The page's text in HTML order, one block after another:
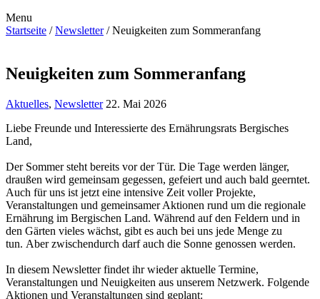
Menu
Startseite /Newsletter/ Neuigkeiten zum Sommeranfang
Neuigkeiten zum Sommeranfang
Aktuelles, Newsletter 22. Mai 2026
Liebe Freunde und Interessierte des Ernährungsrats Bergisches
Land,
Der Sommer steht bereits vor der Tür. Die Tage werden länger,
draußen wird gemeinsam gegessen, gefeiert und auch bald geerntet.
Auch für uns ist jetzt eine intensive Zeit voller Projekte,
Veranstaltungen und gemeinsamer Aktionen rund um die regionale
Ernährung im Bergischen Land. Während auf den Feldern und in
den Gärten vieles wächst, gibt es auch bei uns jede Menge zu
tun. Aber zwischendurch darf auch die Sonne genossen werden.
In diesem Newsletter findet ihr wieder aktuelle Termine,
Veranstaltungen und Neuigkeiten aus unserem Netzwerk. Folgende
Aktionen und Veranstaltungen sind geplant: